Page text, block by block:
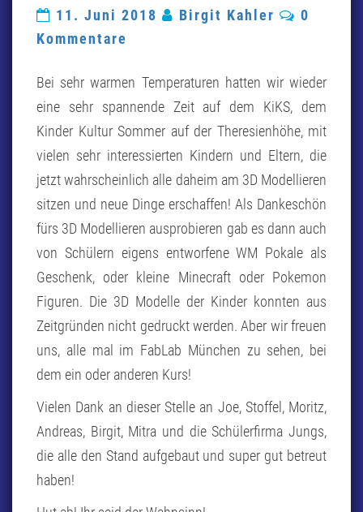
SOMMER
11. Juni 2018 Birgit Kahler
0
Kommentare
Bei sehr warmen Temperaturen hatten wir wieder
eine sehr spannende Zeit auf dem KiKS, dem
Kinder Kultur Sommer auf der Theresienhöhe, mit
vielen sehr interessierten Kindern und Eltern, die
jetzt wahrscheinlich alle daheim am 3D Modellieren
sitzen und neue Dinge erschaffen! Als Dankeschön
fürs 3D Modellieren ausprobieren gab es dann auch
von Schülern eigens entworfene WM Pokale als
Geschenk, oder kleine Minecraft oder Pokemon
Figuren. Die 3D Modelle der Kinder konnten aus
Zeitgründen nicht gedruckt werden. Aber wir freuen
uns, alle mal im FabLab München zu sehen, bei
dem ein oder anderen Kurs!
Vielen Dank an dieser Stelle an Joe, Stoffel, Moritz,
Andreas, Birgit, Mitra und die Schülerfirma Jungs,
die alle den Stand aufgebaut und super gut betreut
haben!